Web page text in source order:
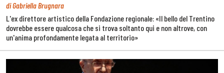
di Gabriella Brugnara
L'ex direttore artistico della Fondazione regionale: «Il bello del Trentino
dovrebbe essere qualcosa che si trova soltanto qui e non altrove, con
un'anima profondamente legata al territorio»